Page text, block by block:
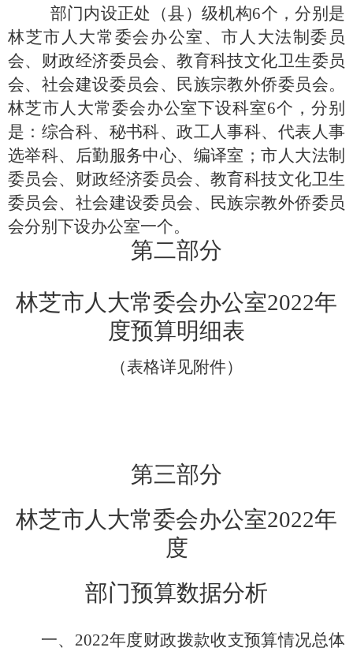
部门内设正处（县）级机构6个，分别是
林芝市人大常委会办公室、市人大法制委员
会、财政经济委员会、教育科技文化卫生委员
会、社会建设委员会、民族宗教外侨委员会。
林芝市人大常委会办公室下设科室6个，分别
是：综合科、秘书科、政工人事科、代表人事
选举科、后勤服务中心、编译室 ；市人大法制
委员会、财政经济委员会、教育科技文化卫生
委员会、社会建设委员会、民族宗教外侨委员
会分别下设办公室一个。
第二部分
林芝市人大常委会办公室2022年
度预算明细表
（表格详见附件）
第三部分
林芝市人大常委会办公室2022年
度
部门预算数据分析
一、 2022年度财政拨款收支预算情况总体